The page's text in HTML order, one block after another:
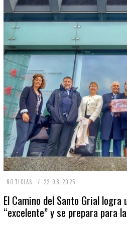
NOTICIAS 22.08.2025
.
El Camino del Santo Grial
“excelente” y se prepara para